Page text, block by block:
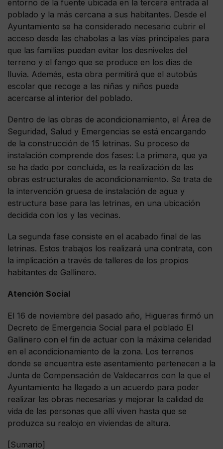
entorno de la fuente ubicada en la tercera entrada al
poblado y la más cercana a sus habitantes. Desde el
Ayuntamiento se ha considerado necesario cubrir el
acceso desde las chabolas a las vías principales para
que las familias puedan evitar los desniveles del
terreno y el fango que se produce en los días de
lluvia. Además, esta obra permitirá que el autobús
escolar que recoge a las niñas y niños pueda
acercarse al interior del poblado.
Dentro de las obras de acondicionamiento, el Área de
Seguridad, Salud y Emergencias se está encargando
de la construcción de 15 letrinas. Su proceso de
instalación comprende dos fases: La primera, que ya
se ha dado por concluida, es la realización de las
obras estructurales de acondicionamiento. Se trata de
la intervención gruesa de instalación de agua y
estructura base para las letrinas, en una ubicación
decidida con los y las vecinas.
La segunda fase consiste en el acabado final de las
letrinas. Estos trabajos los realizará una contrata, con
la implicación a través de talleres de los propios
habitantes de Gallinero.
Atención Social
El 16 de noviembre del pasado año, Higueras firmó un
Decreto de Emergencia Social para el poblado El
Gallinero con el fin de actuar con la máxima celeridad
en el acondicionamiento de la zona. Los terrenos
donde se encuentra este asentamiento pertenecen a la
Junta de Compensación de Valdecarros con la que el
Ayuntamiento ha llegado a un acuerdo para poder
realizar las obras necesarias y mejorar la calidad de
vida de las personas que allí viven hasta que se
produzca su realojo en viviendas de altura.
[Sumario]